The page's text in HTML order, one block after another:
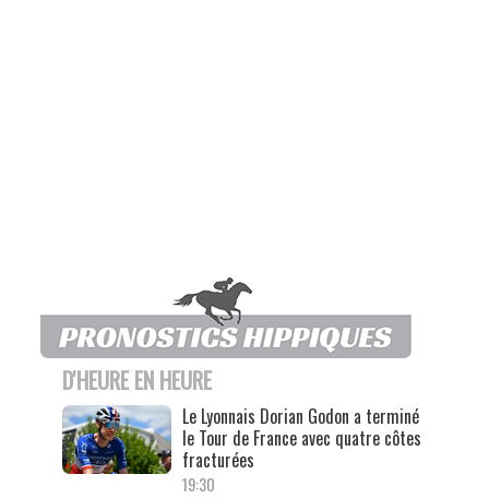
D'HEURE EN HEURE
Le Lyonnais Dorian Godon a terminé
le Tour de France avec quatre côtes
fracturées
19:30